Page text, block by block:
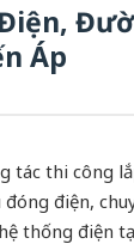
Áp
tác thi công
điện,
thống điện